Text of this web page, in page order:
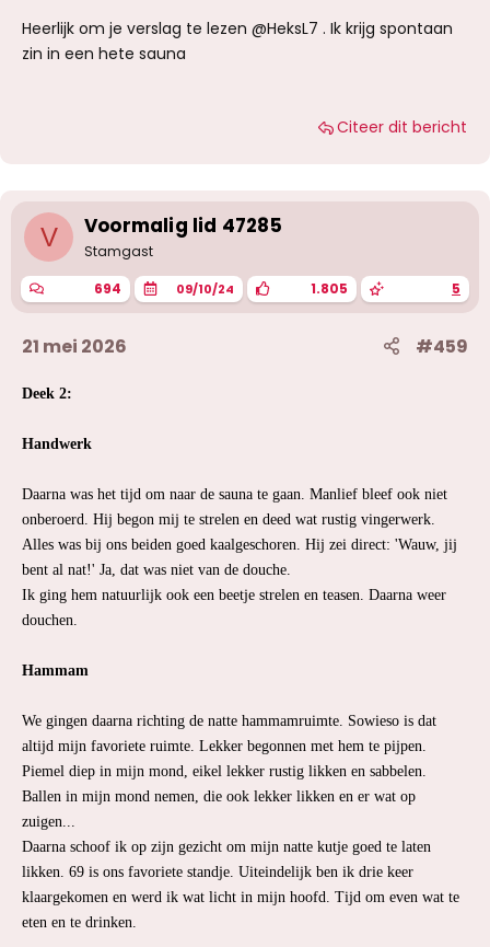
Heerlijk om je verslag te lezen @HeksL7 . Ik krijg spontaan
zin in een hete sauna
Citeer dit bericht
V Voormalig lid 47285
Stamgast
694 09/10/24 1.805 5
21 mei 2026 #459
Deek 2:
Handwerk
Daarna was het tijd om naar de sauna te gaan. Manlief bleef ook niet
onberoerd. Hij begon mij te strelen en deed wat rustig vingerwerk.
Alles was bij ons beiden goed kaalgeschoren. Hij zei direct: 'Wauw, jij
bent al nat!' Ja, dat was niet van de douche.
Ik ging hem natuurlijk ook een beetje strelen en teasen. Daarna weer
douchen.
Hammam
We gingen daarna richting de natte hammamruimte. Sowieso is dat
altijd mijn favoriete ruimte. Lekker begonnen met hem te pijpen.
Piemel diep in mijn mond, eikel lekker rustig likken en sabbelen.
Ballen in mijn mond nemen, die ook lekker likken en er wat op
zuigen...
Daarna schoof ik op zijn gezicht om mijn natte kutje goed te laten
likken. 69 is ons favoriete standje. Uiteindelijk ben ik drie keer
klaargekomen en werd ik wat licht in mijn hoofd. Tijd om even wat te
eten en te drinken.